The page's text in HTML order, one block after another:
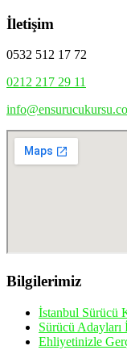
İletişim
0532 512 17 72
0212 217 29 11
Bilgilerimiz
İstanbul Sürücü
Sürücü Adayları
Ehliyetinizle